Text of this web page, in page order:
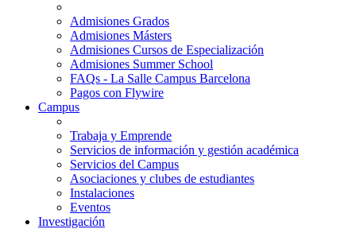
Admisiones Grados
Admisiones Másters
Admisiones Cursos de Especialización
Admisiones Summer School
FAQs - La Salle Campus Barcelona
Pagos con Flywire
Campus
Trabaja y Emprende
Servicios de información y gestión académica
Servicios del Campus
Asociaciones y clubes de estudiantes
Instalaciones
Eventos
Investigación